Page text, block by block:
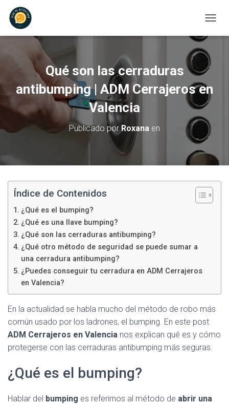
A
I
M
O
D
E
G
A
Qué son las cerraduras
antibumping | ADM Cerrajeros en
Valencia
Publicado porRoxana en
Índice de Contenidos
¿Qué es el bumping?
¿Qué es una llave bumping?
¿Qué son las cerraduras antibumping?
¿Qué otro método de seguridad se puede sumar a
una cerradura antibumping?
¿Puedes conseguir tu cerradura en ADM Cerrajeros
en Valencia?
En la actualidad se habla mucho del método de robo más
común usado por los ladrones, el bumping. En este post
ADM Cerrajeros en Valencia nos explican qué es y cómo
protegerse con las cerraduras antibumping más seguras.
¿Qué es el bumping?
Hablar del bumping es referirnos al método de abrir una